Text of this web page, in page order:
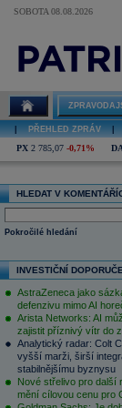
SOBOTA 08.08.2026
PŘEHLED ZPRÁV
PX 2 785,07 -0,71%
HLEDAT V
Pokročilé hledání
INVESTIČNÍ
AstraZeneca jako
defenzivu mimo AI
Arista Networks: AI
zajistit příznivý vítr do
Analytický radar: Colt
vyšší marži, širší
stabilnějšímu byznysu
Nové střelivo pro další
mění cílovou cenu pro